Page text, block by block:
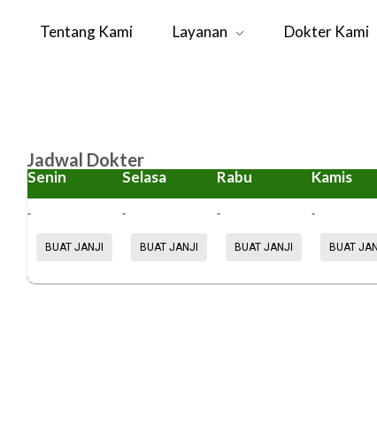
Tentang Kami Layanan Dokter Kami
Jadwal Dokter
Senin
-
BUAT JANJI
Selasa
-
BUAT JANJI
Rabu
-
BUAT JANJI
Kamis
-
BUAT